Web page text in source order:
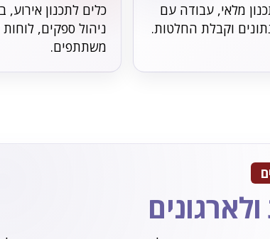
מלאי, עבודה עם
וקבלת החלטות.
כלים לתכנון אירוע,
ניהול ספקים, לוחות
משתתפים.